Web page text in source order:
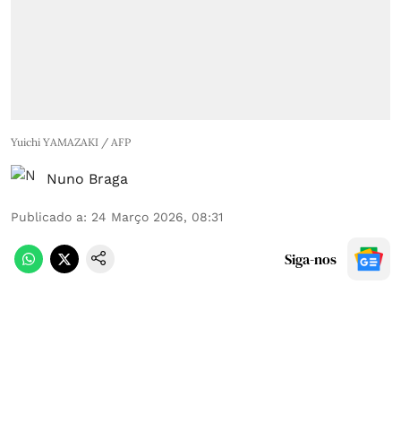
Yuichi YAMAZAKI / AFP
Nuno Braga
Publicado a: 24 Março 2026, 08:31
Siga-nos